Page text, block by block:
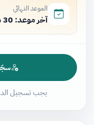
الموعد النهائي
آخر موعد: 30 سبتمبر من كل عام
يجب تسجيل